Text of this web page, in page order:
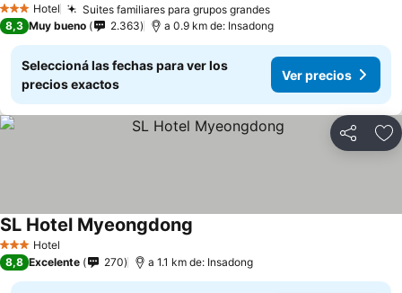
3 Estrellas
Hotel Suites familiares para grupos grandes
8,3 Muy bueno 2.363 a 0.9 km de: Insadong
Seleccioná las fechas para ver los
precios exactos
Ver precios
Compartir
3 Estrellas
Hotel
SL Hotel Myeongdong
8,8 Excelente 270 a 1.1 km de: Insadong